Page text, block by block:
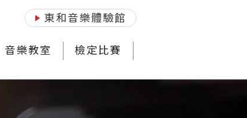
東和音樂體驗館
音樂教室 檢定比賽